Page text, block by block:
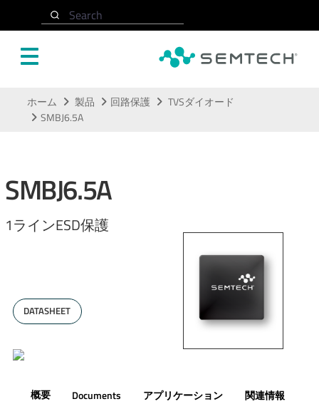
Search
ホーム 製品 回路保護
TVSダイオード
SMBJ6.5A
SMBJ6.5A
1ラインESD保護
DATASHEET
概要 Documents アプリケーション
関連情報